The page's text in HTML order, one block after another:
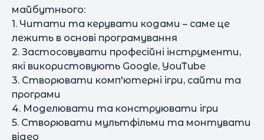
майбутнього:
1. Читати та керувати кодами – саме це
лежить в основі програмування
2. Застосовувати професійні інструменти,
які використовують Google, YouTube
3. Створювати комп'ютерні ігри, сайти та
програми
4. Моделювати та конструювати ігри
5. Створювати мультфільми та монтувати
відео